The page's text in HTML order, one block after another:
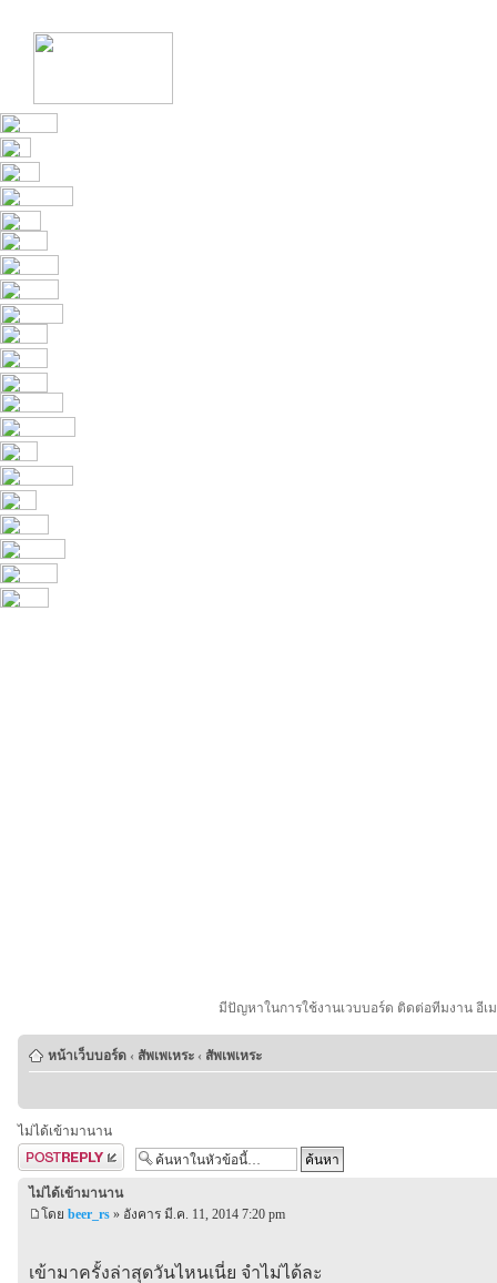
มีปัญหาในการใช้งานเวบบอร์ด ติดต่อทีมงาน อีเ
หน้าเว็บบอร์ด ‹ สัพเพเหระ ‹ สัพเพเหระ
ไม่ได้เข้ามานาน
ตอบกระทู้
ไม่ได้เข้ามานาน
โดย beer_rs » อังคาร มี.ค. 11, 2014 7:20 pm
เข้ามาครั้งล่าสุดวันไหนเนี่ย จำไม่ได้ละ